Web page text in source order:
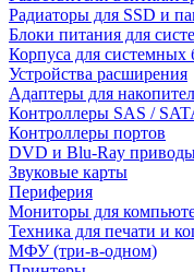
Радиаторы для SSD и
Блоки питания для
Корпуса для системных
Устройства расширения
Адаптеры для
Контроллеры SAS /
Контроллеры портов
DVD и Blu-Ray
Звуковые карты
Периферия
Мониторы для
Техника для печати и
МФУ (три-в-одном)